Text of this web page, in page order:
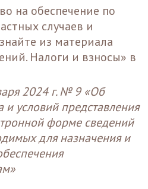
на обеспечение по
случаев и
из материала
Налоги и взносы» в
2024 г. № 9 «Об
условий представления
форме сведений
для назначения и
»